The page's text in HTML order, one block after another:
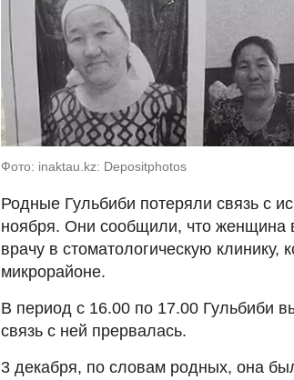
Фото: inaktau.kz: Depositphotos
Родные Гульбиби потеряли связь с
ноября. Они сообщили, что женщина
врачу в стоматологическую клинику,
микрорайоне.
В период с 16.00 по 17.00 Гульбиби
связь с ней прервалась.
3 декабря, по словам родных, она